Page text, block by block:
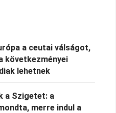
a ceutai válságot,
következményei
lehetnek
a Szigetet: a
merre indul a